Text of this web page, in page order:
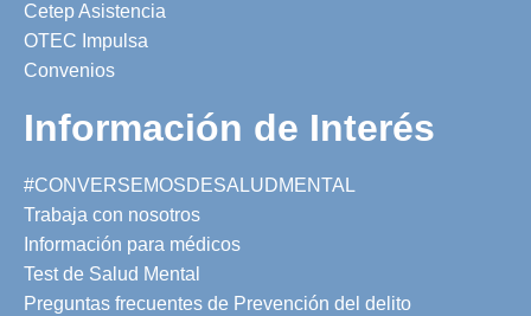
Cetep Asistencia
OTEC Impulsa
Convenios
Información de Interés
#CONVERSEMOSDESALUDMENTAL
Trabaja con nosotros
Información para médicos
Test de Salud Mental
Preguntas frecuentes de Prevención del delito